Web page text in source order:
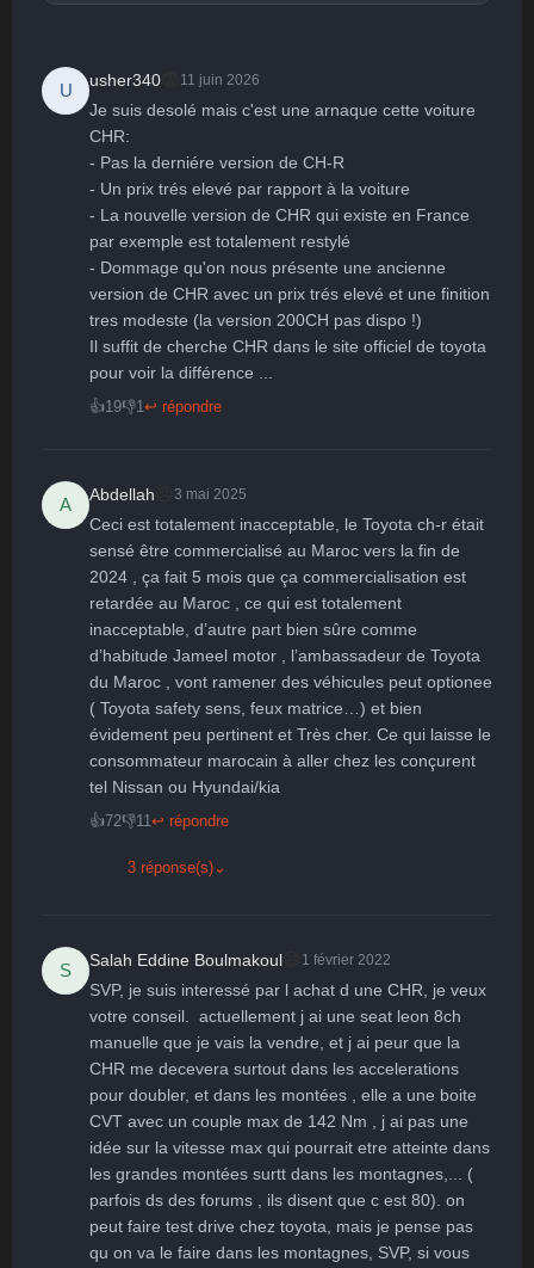
Parfait Bravo Réjoui Content
😮 😞
Déçu
😠
Enervé
😨
Effrayé
U
usher340 11 juin 2026
Je suis desolé mais c'est une arnaque cette voiture
CHR:
- Pas la derniére version de CH-R
- Un prix trés elevé par rapport à la voiture
- La nouvelle version de CHR qui existe en France
par exemple est totalement restylé
- Dommage qu'on nous présente une ancienne
version de CHR avec un prix trés elevé et une finition
tres modeste (la version 200CH pas dispo !)
Il suffit de cherche CHR dans le site officiel de toyota
pour voir la différence ...
👍19👎1↩ répondre
A
Abdellah 3 mai 2025
Ceci est totalement inacceptable, le Toyota ch-r était
sensé être commercialisé au Maroc vers la fin de
2024 , ça fait 5 mois que ça commercialisation est
retardée au Maroc , ce qui est totalement
inacceptable, d’autre part bien sûre comme
d’habitude Jameel motor , l’ambassadeur de Toyota
du Maroc , vont ramener des véhicules peut optionee
( Toyota safety sens, feux matrice…) et bien
évidement peu pertinent et Très cher. Ce qui laisse le
consommateur marocain à aller chez les conçurent
tel Nissan ou Hyundai/kia
👍72👎11↩ répondre
3 réponse(s) ⌄
S
Salah Eddine Boulmakoul 1 février 2022
SVP, je suis interessé par l achat d une CHR, je veux
votre conseil.  actuellement j ai une seat leon 8ch
manuelle que je vais la vendre, et j ai peur que la
CHR me decevera surtout dans les accelerations
pour doubler, et dans les montées , elle a une boite
CVT avec un couple max de 142 Nm , j ai pas une
idée sur la vitesse max qui pourrait etre atteinte dans
les grandes montées surtt dans les montagnes,... (
parfois ds des forums , ils disent que c est 80). on
peut faire test drive chez toyota, mais je pense pas
qu on va le faire dans les montagnes, SVP, si vous